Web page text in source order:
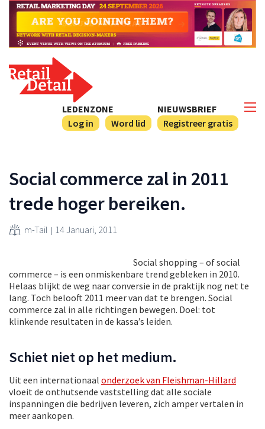
NIEUWSBRIEF
Registreer gratis
LEDENZONE
Log in
Word lid
Social commerce zal in 2011
trede hoger bereiken.
m-Tail 14 Januari, 2011
Social shopping – of social
commerce – is een onmiskenbare trend gebleken in 2010.
Helaas blijkt de weg naar conversie in de praktijk nog net te
lang. Toch belooft 2011 meer van dat te brengen. Social
commerce zal in alle richtingen bewegen. Doel: tot
klinkende resultaten in de kassa’s leiden.
Schiet niet op het medium.
Uit een internationaal onderzoek van Fleishman-Hillard
vloeit de onthutsende vaststelling dat alle sociale
inspanningen die bedrijven leveren, zich amper vertalen in
meer aankopen.